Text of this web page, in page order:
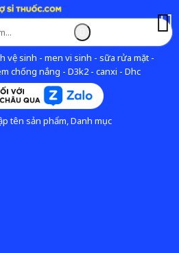
vệ sinh - men vi sinh - sữa rửa mặt -
chống nắng - D3k2 - canxi - Dhc
tên sản phẩm, Danh mục